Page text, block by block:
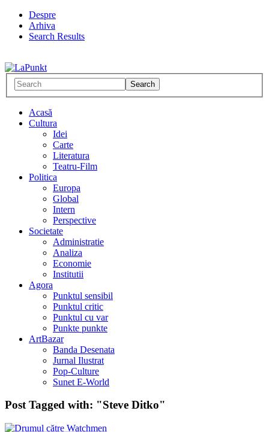
Despre
Arhiva
Search Results
Acasă
Cultura
Idei
Carte
Literatura
Teatru-Film
Politica
Europa
Global
Intern
Perspective
Societate
Administratie
Analiza
Economie
Institutii
Agora
Punktul sensibil
Punktul critic
Punktul cu var
Punkte punkte
ArtBazar
Banda Desenata
Jurnal Ilustrat
Pop-Culture
Sunet E-World
Post Tagged with: "Steve Ditko"